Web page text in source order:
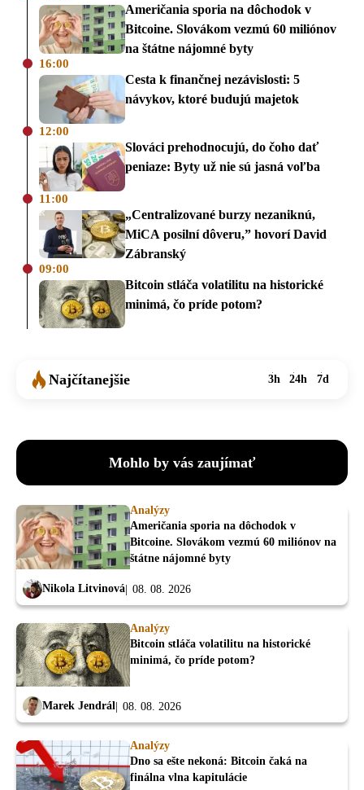
Američania sporia na dôchodok v
Bitcoine. Slovákom vezmú 60 miliónov
na štátne nájomné byty
16:00
Cesta k finančnej nezávislosti: 5
návykov, ktoré budujú majetok
12:00
Slováci prehodnocujú, do čoho dať
peniaze: Byty už nie sú jasná voľba
11:00
„Centralizované burzy nezaniknú,
MiCA posilní dôveru,” hovorí David
Zábranský
09:00
Bitcoin stláča volatilitu na historické
minimá, čo príde potom?
Najčítanejšie 3h 24h 7d
Mohlo by vás zaujímať
Analýzy
Američania sporia na dôchodok v
Bitcoine. Slovákom vezmú 60 miliónov na
štátne nájomné byty
Nikola Litvinová 08. 08. 2026
Analýzy
Bitcoin stláča volatilitu na historické
minimá, čo príde potom?
Marek Jendrál 08. 08. 2026
Analýzy
Dno sa ešte nekoná: Bitcoin čaká na
finálna vlna kapitulácie